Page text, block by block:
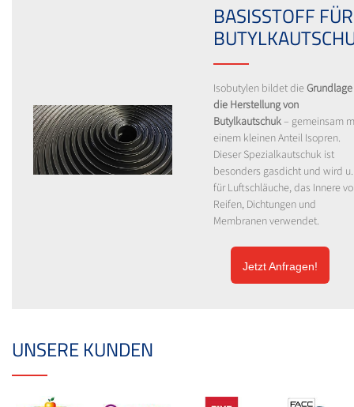
BASISSTOFF FÜR
Isobutylen bildet die
die Herstellung von
Butylkautschuk– gemeinsam
einem kleinen Anteil Isopren.
Dieser Spezialkautschuk ist
besonders gasdicht und wird
für Luftschläuche, das Innere
Reifen, Dichtungen und
Membranen verwendet.
Jetzt Anfragen!
UNSERE KUNDEN